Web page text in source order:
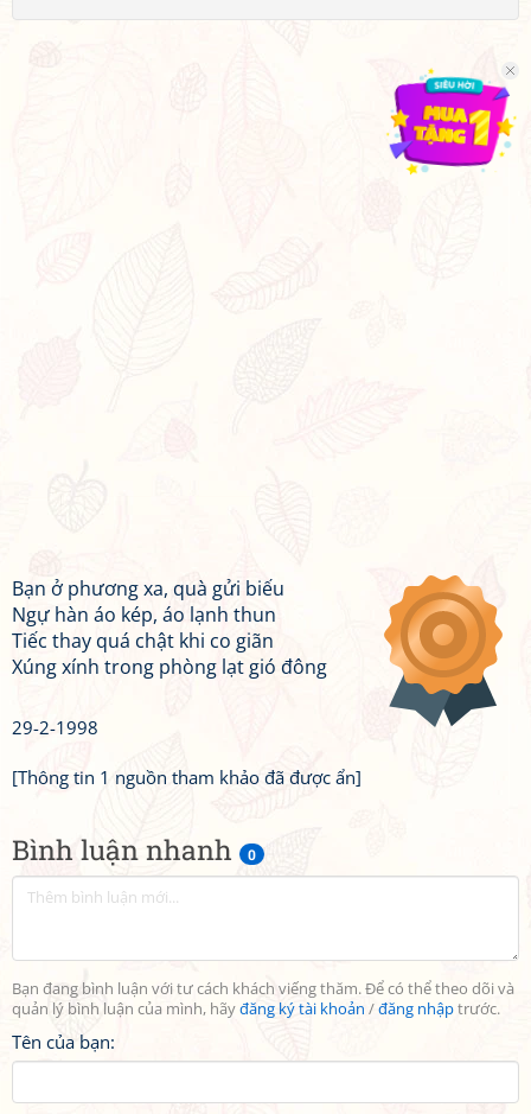
Bình luận nhanh 0
Bạn đang bình luận với tư cách khách viếng thăm. Để có thể theo dõi và
quản lý bình luận của mình, hãyđăng ký tài khoản /đăng nhậptrước.
Tên của bạn:
Bạn ở phương xa, quà gửi biếu
Ngự hàn áo kép, áo lạnh thun
Tiếc thay quá chật khi co giãn
Xúng xính trong phòng lạt gió đông
29-2-1998
[Thông tin 1 nguồn tham khảo đã được ẩn]